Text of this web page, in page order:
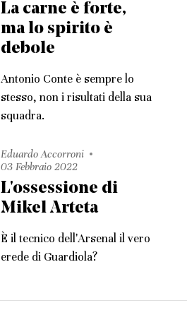
La carne è forte,
ma lo spirito è
debole
Antonio Conte è sempre lo
stesso, non i risultati della sua
squadra.
Eduardo Accorroni
03 Febbraio 2022
L'ossessione di
Mikel Arteta
È il tecnico dell'Arsenal il vero
erede di Guardiola?